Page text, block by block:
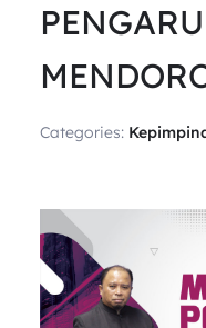
Categories: